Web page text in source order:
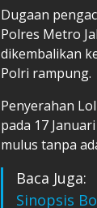
Dugaan
Polres Metro
dikembalikan
Polri rampung.
Penyerahan
pada 17
mulus tanpa
Baca Juga:
Sinopsis